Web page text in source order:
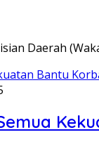
Daerah